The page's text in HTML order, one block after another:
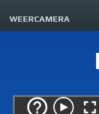
WEERCAMERA